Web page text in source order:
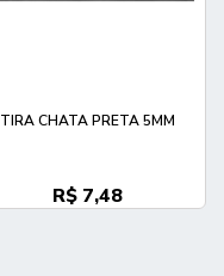
TIRA CHATA PRETA 5MM
R$ 7,48